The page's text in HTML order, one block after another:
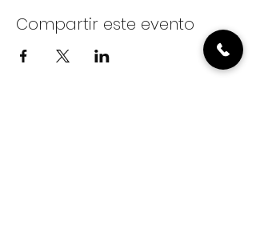
Compartir este evento